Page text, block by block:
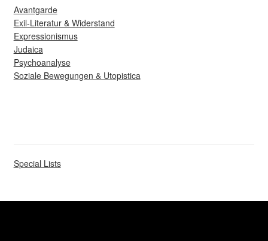
Avantgarde
Exil-Literatur & Widerstand
Expressionismus
Judaica
Psychoanalyse
Soziale Bewegungen & Utopistica
Special Lists